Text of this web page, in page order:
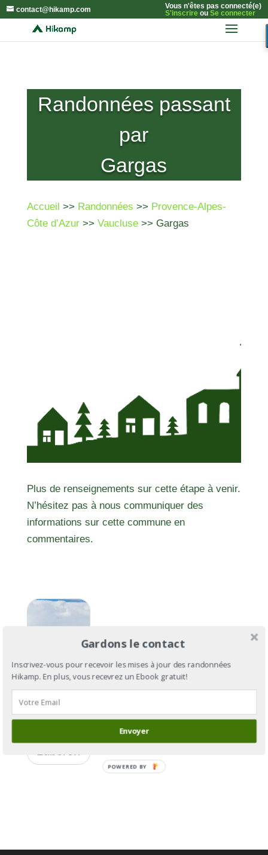
contact@hikamp.com
Vous n'êtes pas connecté(e)
S'inscrireou Se connecter
Randonnées passant
par
Gargas
Accueil >> Randonnées >> Provence-Alpes-
Côte d’Azur>> Vaucluse>> Gargas
Plus de renseignements sur cette étape à venir.
N’hésitez pas à nous communiquer des
informations sur cette commune en
commentaires.
GR®97:
Gardons le contact
Inscrivez-vous pour recevoir les mises à jour des randonnées
Hikamp. En plus, vous recevrez un Ebook gratuit!
Envoyer
POWERED BY